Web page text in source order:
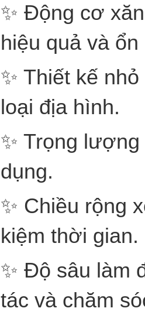
✨ Động cơ
hiệu quả và ổn
✨ Thiết kế
loại địa hình.
✨ Trọng
dụng.
✨ Chiều rộng
kiệm thời gian.
✨ Độ sâu làm
tác và chăm